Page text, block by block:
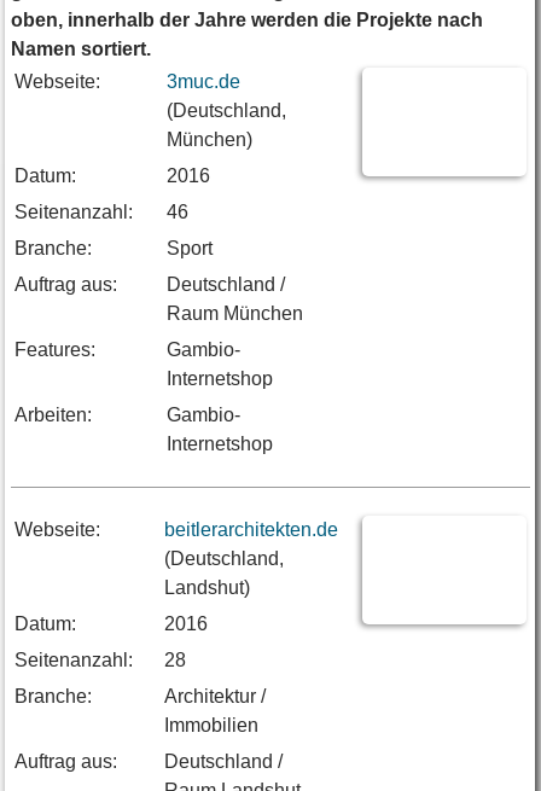
oben, innerhalb der Jahre werden die Projekte nach
Namen sortiert.
Webseite:
3muc.de
(Deutschland,
München)
Datum:
2016
Seitenanzahl:
46
Branche:
Sport
Auftrag aus:
Deutschland /
Raum München
Features:
Gambio-
Internetshop
Arbeiten:
Gambio-
Internetshop
Webseite:
beitlerarchitekten.de
(Deutschland,
Landshut)
Datum:
2016
Seitenanzahl:
28
Branche:
Architektur /
Immobilien
Auftrag aus:
Deutschland /